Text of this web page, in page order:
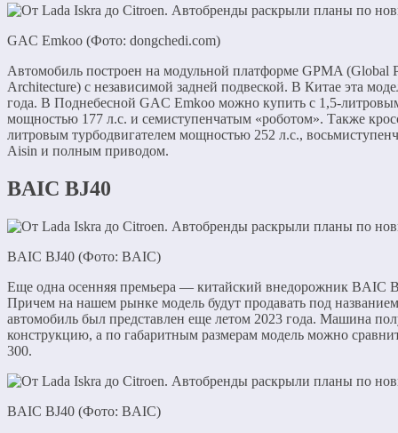
GAC Emkoo (Фото: dongchedi.com)
Автомобиль построен на модульной платформе GPMA (Global
Architecture) с независимой задней подвеской. В Китае эта
года. В Поднебесной GAC Emkoo можно купить с 1,5-
мощностью 177 л.с. и семиступенчатым «роботом». Также
литровым турбодвигателем мощностью 252 л.с.,
Aisin и полным приводом.
BAIC BJ40
BAIC BJ40 (Фото: BAIC)
Еще одна осенняя премьера — китайский внедорожник BAIC
Причем на нашем рынке модель будут продавать под
автомобиль был представлен еще летом 2023 года. Машина
конструкцию, а по габаритным размерам модель можно
300.
BAIC BJ40 (Фото: BAIC)